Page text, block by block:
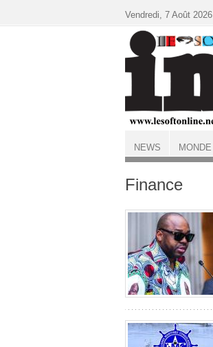
ACCUEIL
Finance
Vendredi, 7 Août 2026
NEWS MONDE